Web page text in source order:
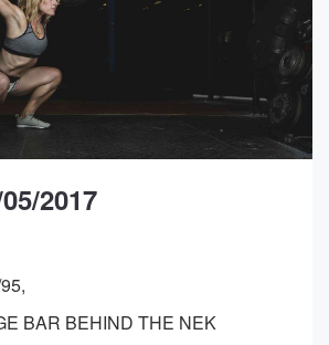
2017
BAR BEHIND THE NEK